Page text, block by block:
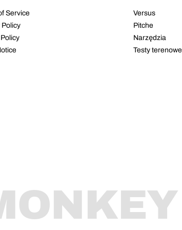
Service
Policy
Versus
Pitche
Narzędzia
Testy terenowe